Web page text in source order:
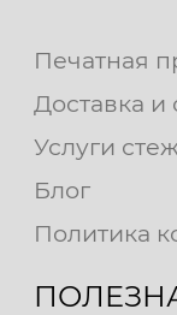
Печатная
Доставка и
Услуги
Блог
Политика